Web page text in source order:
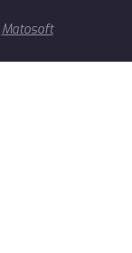
Matosoft